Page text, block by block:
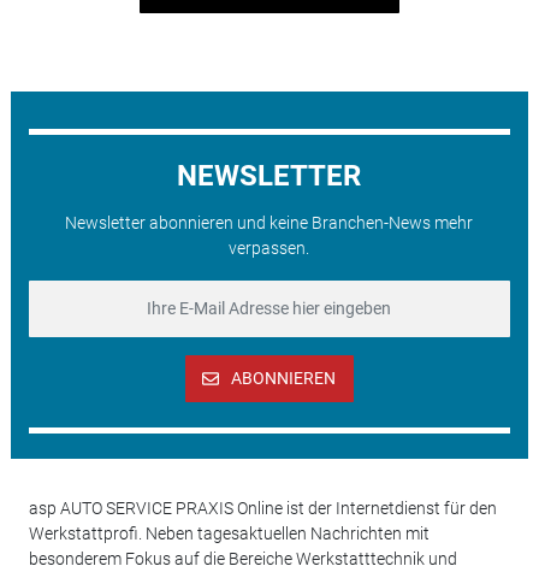
NEWSLETTER
Newsletter abonnieren und keine Branchen-News mehr
verpassen.
ABONNIEREN
asp AUTO SERVICE PRAXIS Online ist der Internetdienst für den
Werkstattprofi. Neben tagesaktuellen Nachrichten mit
besonderem Fokus auf die Bereiche Werkstatttechnik und